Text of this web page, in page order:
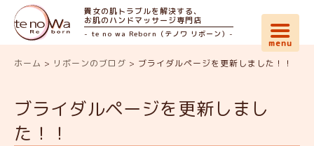
貴女の肌トラブルを解決する、
お肌のハンドマッサージ専門店
- te no wa Reborn（テノワ リボーン）-
ホーム > リボーンのブログ > ブライダルページを更新しました！！
ブライダルページを更新しまし
た！！